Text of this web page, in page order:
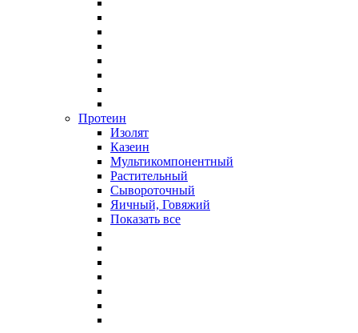
Протеин
Изолят
Казеин
Мультикомпонентный
Растительный
Сывороточный
Яичный, Говяжий
Показать все